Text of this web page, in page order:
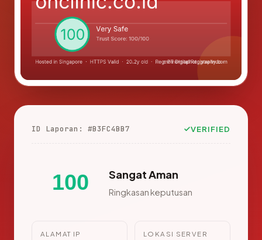
ID Laporan: #B3FC4BB7 VERIFIED
100 Sangat Aman
Ringkasan keputusan
ALAMAT IP LOKASI SERVER